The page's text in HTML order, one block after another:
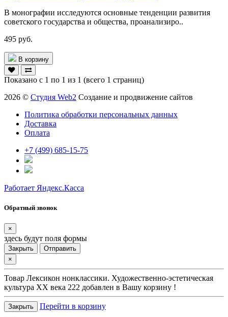
В монографии исследуются основные тенденции развития
советского государства и общества, проанализиро..
495 руб.
В корзину
Показано с 1 по 1 из 1 (всего 1 страниц)
2026 © Студия Web2 Создание и продвижение сайтов
Политика обработки персональных данных
Доставка
Оплата
+7 (499) 685-15-75
Работает Яндекс.Касса
Обратный звонок
×
здесь будут поля формы
Закрыть
Отправить
×
Товар Лексикон нонклассики. Художественно-эстетическая
культура XX века 222 добавлен в Вашу корзину !
Закрыть Перейти в корзину